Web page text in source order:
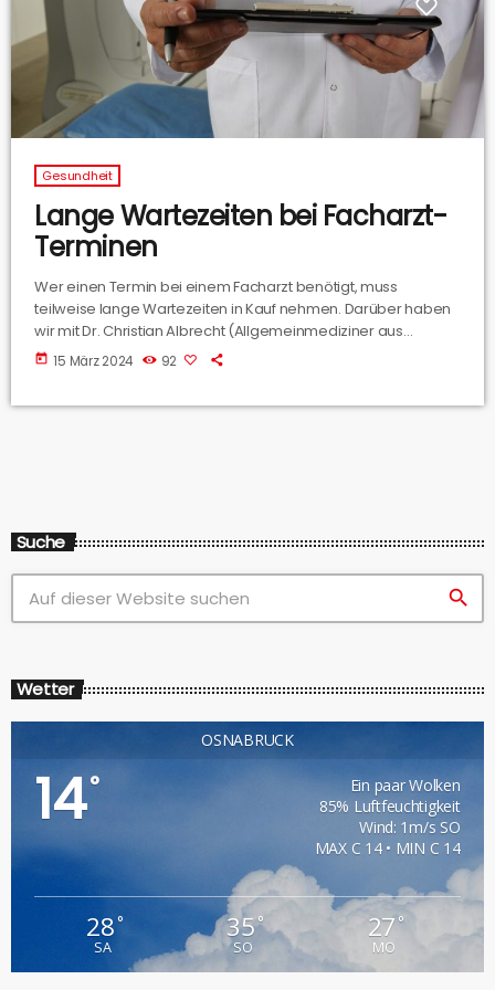
Gesundheit
Lange Wartezeiten bei Facharzt-
Terminen
Wer einen Termin bei einem Facharzt benötigt, muss
teilweise lange Wartezeiten in Kauf nehmen. Darüber haben
wir mit Dr. Christian Albrecht (Allgemeinmediziner aus
Hasbergen) gesprochen, er hat uns einen kleinen Einblick in
today 15 März 2024 92
Suche
search
Wetter
OSNABRÜCK
14°
Ein paar Wolken
85% Luftfeuchtigkeit
Wind: 1m/s SO
MAX C 14 • MIN C 14
28°
SA
35°
SO
27°
MO